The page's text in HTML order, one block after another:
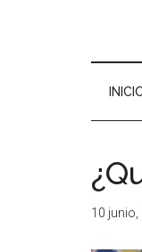
10 junio,